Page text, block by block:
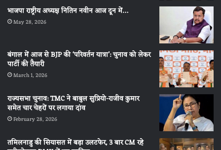
भाजपा राष्ट्रीय अध्यक्ष नितिन नवीन आज दून में…
May 28, 2026
बंगाल में आज से BJP की ‘परिवर्तन यात्रा’: चुनाव को लेकर
पार्टी की तैयारी
March 1, 2026
राज्यसभा चुनाव: TMC ने बाबुल सुप्रियो-राजीव कुमार
समेत चार चेहरों पर लगाया दांव
February 28, 2026
तमिलनाडु की सियासत में बड़ा उलटफेर, 3 बार CM रहे